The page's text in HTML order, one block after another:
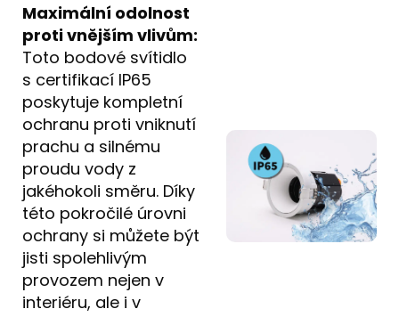
Maximální odolnost
proti vnějším vlivům:
Toto bodové svítidlo
s certifikací IP65
poskytuje kompletní
ochranu proti vniknutí
prachu a silnému
proudu vody z
jakéhokoli směru. Díky
této pokročilé úrovni
ochrany si můžete být
jisti spolehlivým
provozem nejen v
interiéru, ale i v